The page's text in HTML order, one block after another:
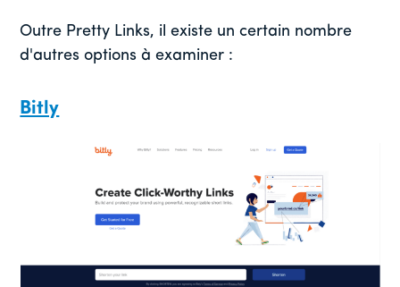
Outre Pretty Links, il existe un certain nombre
d'autres options à examiner :
Bitly